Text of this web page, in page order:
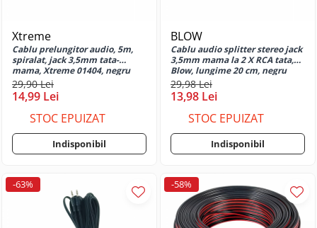
Huse si protectii pentru Oppo A5
5G
Huse si protectii pentru Oppo A5
Pro 5G
Huse si protectii pentru Oppo A54
Huse si protectii pentru Oppo A57
Huse si protectii pentru Oppo A57
Huse si protectii pentru Oppo A57e
Huse si protectii pentru Oppo A57s
Huse si protectii pentru Oppo A58
Xtreme
Cablu prelungitor audio, 5m,
spiralat, jack 3,5mm tata-
mama, Xtreme 01404, negru
29,90 Lei
14,99 Lei
STOC EPUIZAT
Indisponibil
BLOW
Cablu audio splitter stereo jack
3,5mm mama la 2 X RCA tata,
Blow, lungime 20 cm, negru
29,98 Lei
13,98 Lei
STOC EPUIZAT
Indisponibil
-63% -58%